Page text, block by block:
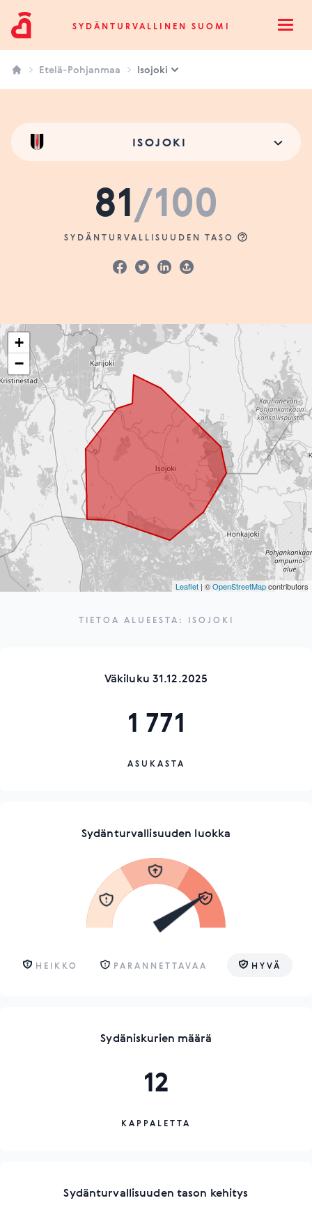
Sydänturvallinen SuomiSYDÄNTURVALLINEN SUOMI
Etelä-Pohjanmaa Isojoki
ISOJOKI
81/100
SYDÄNTURVALLISUUDEN TASO
+
−
Leaflet | ©OpenStreetMapcontributors
TIETOA ALUEESTA: ISOJOKI
Väkiluku 31.12.2025
1 771
ASUKASTA
Sydänturvallisuuden luokka
HEIKKO PARANNETTAVAA HYVÄ
Sydäniskurien määrä
12
KAPPALETTA
Sydänturvallisuuden tason kehitys